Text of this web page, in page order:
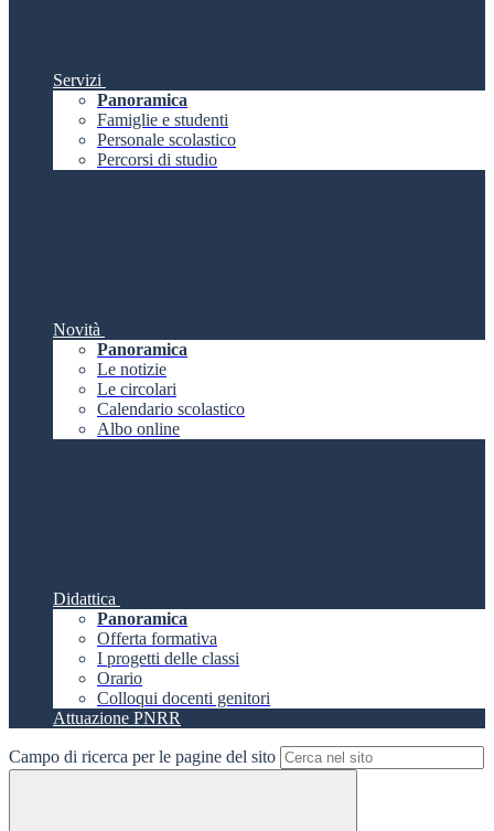
Servizi
Panoramica
Famiglie e studenti
Personale scolastico
Percorsi di studio
Novità
Panoramica
Le notizie
Le circolari
Calendario scolastico
Albo online
Didattica
Panoramica
Offerta formativa
I progetti delle classi
Orario
Colloqui docenti genitori
Attuazione PNRR
Campo di ricerca per le pagine del sito